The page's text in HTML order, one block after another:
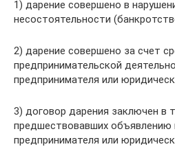
1) дарение совершено в
несостоятельности
2) дарение совершено за счет
предпринимательской
предпринимателя или
3) договор дарения заключен в
предшествовавших объявлению
предпринимателя или